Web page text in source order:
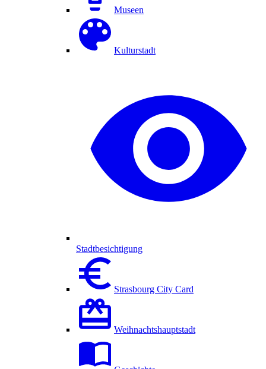
Museen
Kulturstadt
Stadtbesichtigung
Strasbourg City Card
Weihnachtshauptstadt